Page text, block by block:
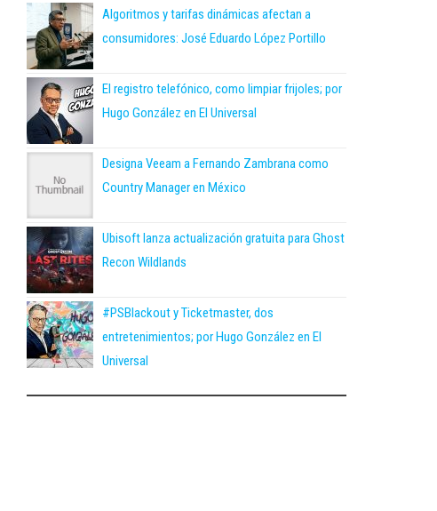
Algoritmos y tarifas dinámicas afectan a
consumidores: José Eduardo López Portillo
El registro telefónico, como limpiar frijoles; por
Hugo González en El Universal
Designa Veeam a Fernando Zambrana como
Country Manager en México
Ubisoft lanza actualización gratuita para Ghost
Recon Wildlands
#PSBlackout y Ticketmaster, dos
entretenimientos; por Hugo González en El
Universal